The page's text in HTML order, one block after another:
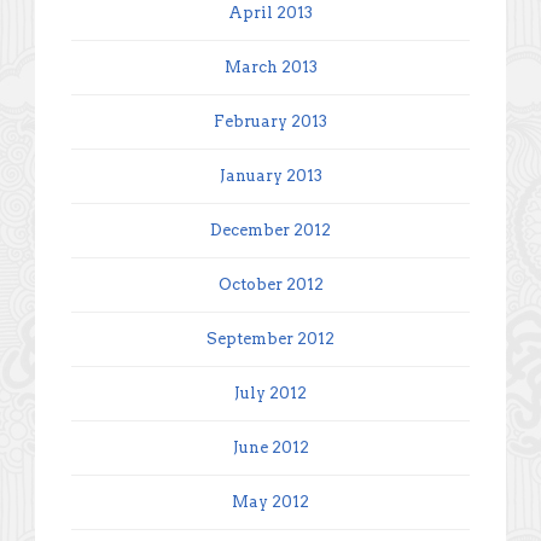
April 2013
March 2013
February 2013
January 2013
December 2012
October 2012
September 2012
July 2012
June 2012
May 2012